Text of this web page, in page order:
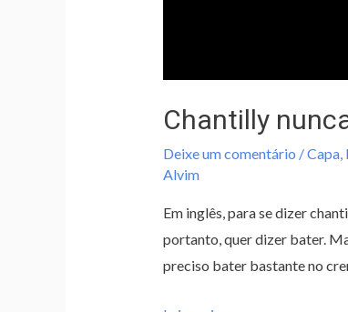
Chantilly
Deixe um comentário /Capa,
Alvim
Em inglês, para se dizer
portanto, quer dizer bater.
preciso bater bastante no